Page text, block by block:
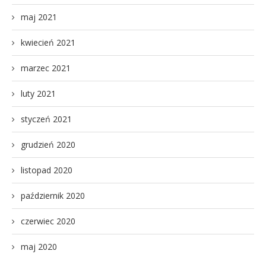
maj 2021
kwiecień 2021
marzec 2021
luty 2021
styczeń 2021
grudzień 2020
listopad 2020
październik 2020
czerwiec 2020
maj 2020